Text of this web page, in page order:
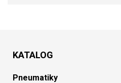
KATALOG
Pneumatiky